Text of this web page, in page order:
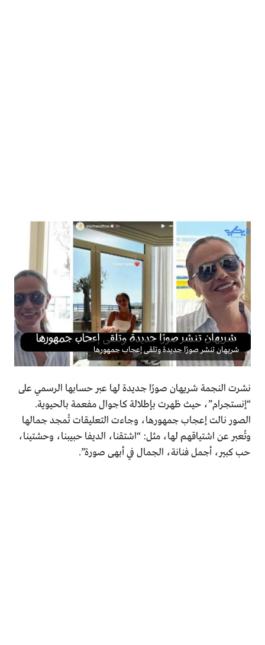
شريهان تنشر صورًا جديدة وتلقى إعجاب جمهورها
نشرت النجمة شريهان صورًا جديدة لها عبر حسابها الرسمي على
“إنستجرام”، حيث ظهرت بإطلالة كاجوال مفعمة بالحيوية.
الصور نالت إعجاب جمهورها، وجاءت التعليقات تُمجد جمالها
وتُعبر عن اشتياقهم لها، مثل: “اشتقنا، الديفا حبيبنا، وحشتينا،
حب كبير، أجمل فنانة، الجمال في أبهى صورة”.